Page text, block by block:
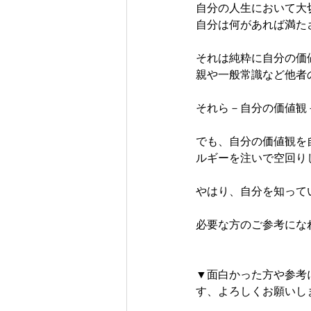
自分の人生において
自分は何があれば満
それは純粋に自分の価
親や一般常識など他
それら－自分の価値
でも、自分の価値観
ルギーを注いで空回
やはり、自分を知っ
必要な方のご参考に
▼面白かった方や参考
す、よろしくお願い